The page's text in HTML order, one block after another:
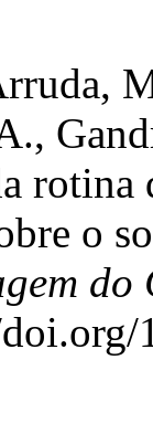
rotina
o